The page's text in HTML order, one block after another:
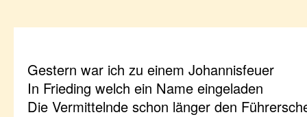
Gestern war ich zu einem Johannisfeuer
In Frieding welch ein Name eingeladen
Die Vermittelnde schon länger den